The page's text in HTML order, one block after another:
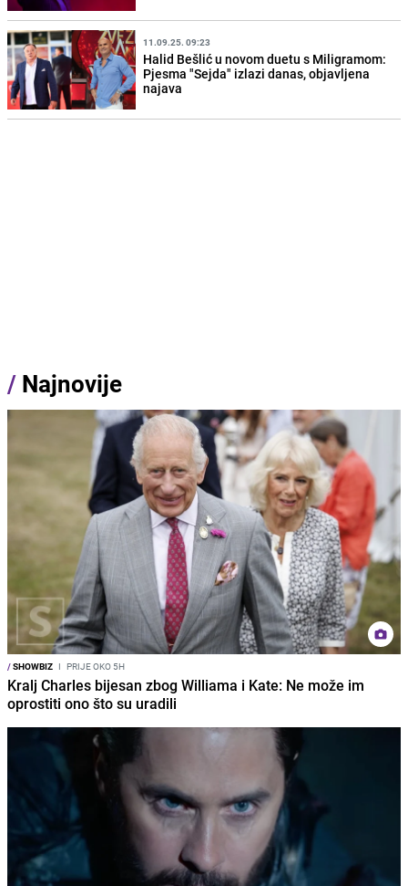
11.09.25. 09:23
Halid Bešlić u novom duetu s Miligramom:
Pjesma "Sejda" izlazi danas, objavljena
najava
/ Najnovije
/SHOWBIZ I PRIJE OKO 5H
Kralj Charles bijesan zbog Williama i Kate: Ne može im
oprostiti ono što su uradili